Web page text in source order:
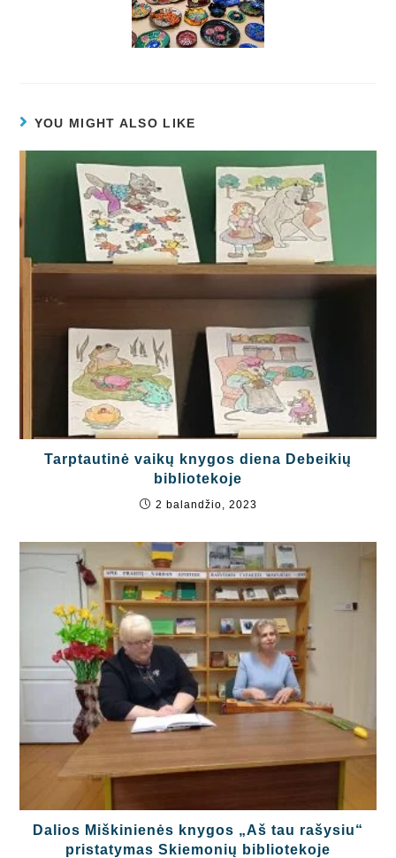
YOU MIGHT ALSO LIKE
Tarptautinė vaikų knygos diena Debeikių
bibliotekoje
2 balandžio, 2023
Dalios Miškinienės knygos „Aš tau rašysiu“
pristatymas Skiemonių bibliotekoje